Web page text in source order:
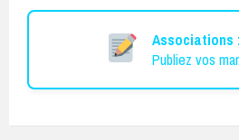
Associations :
Publiez vos